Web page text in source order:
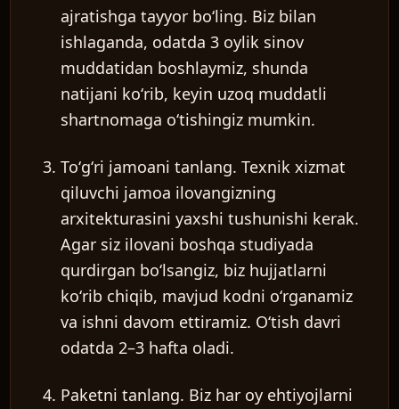
ajratishga tayyor boʻling. Biz bilan
ishlaganda, odatda 3 oylik sinov
muddatidan boshlaymiz, shunda
natijani koʻrib, keyin uzoq muddatli
shartnomaga oʻtishingiz mumkin.
Toʻgʻri jamoani tanlang. Texnik xizmat
qiluvchi jamoa ilovangizning
arxitekturasini yaxshi tushunishi kerak.
Agar siz ilovani boshqa studiyada
qurdirgan boʻlsangiz, biz hujjatlarni
koʻrib chiqib, mavjud kodni oʻrganamiz
va ishni davom ettiramiz. Oʻtish davri
odatda 2–3 hafta oladi.
Paketni tanlang. Biz har oy ehtiyojlarni